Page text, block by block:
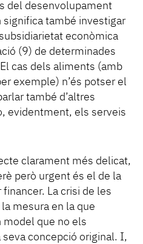
del desenvolupament
també investigar
econòmica
(9) de determinades
cas dels aliments (amb
exemple) n’és potser el
també d’altres
evidentment, els serveis
clarament més delicat,
però urgent és el de la
La crisi de les
mesura en la que
model que no els
concepció original. I,